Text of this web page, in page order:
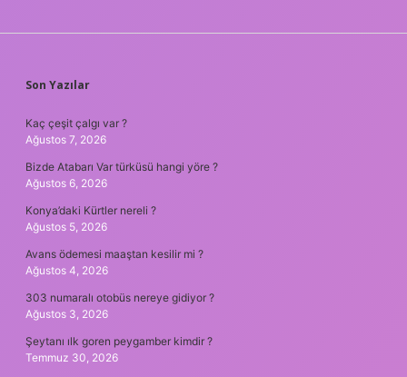
SIDEBAR
Son Yazılar
Kaç çeşit çalgı var ?
Ağustos 7, 2026
Bizde Atabarı Var türküsü hangi yöre ?
Ağustos 6, 2026
Konya’daki Kürtler nereli ?
Ağustos 5, 2026
Avans ödemesi maaştan kesilir mi ?
Ağustos 4, 2026
303 numaralı otobüs nereye gidiyor ?
Ağustos 3, 2026
Şeytanı ılk goren peygamber kimdir ?
Temmuz 30, 2026